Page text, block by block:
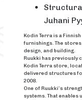
Juhani
Kodin Terra is a
furnishings. The
design, and building.
Ruukki has previously
Kodin Terra store,
delivered structures
2008.
One of Ruukki’s
systems. That